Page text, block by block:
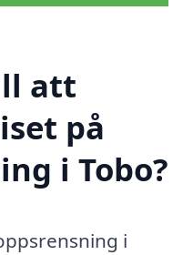
att
på
i Tobo?
i